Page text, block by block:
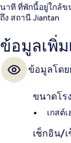
นาที ที่พักนี้อยู่ใกล้ข
ถึง สถานี Jiantan
ข้อมูลเพิ่
ข้อมูลโดย
ขนาดโร
เกสต์
เช็กอิน/เ